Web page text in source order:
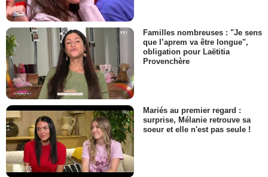
Familles nombreuses : "Je sens
que l’aprem va être longue",
obligation pour Laëtitia
Provenchère
Mariés au premier regard :
surprise, Mélanie retrouve sa
soeur et elle n'est pas seule !